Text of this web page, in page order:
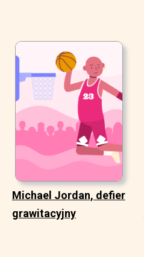
Michael Jordan, defier
grawitacyjny